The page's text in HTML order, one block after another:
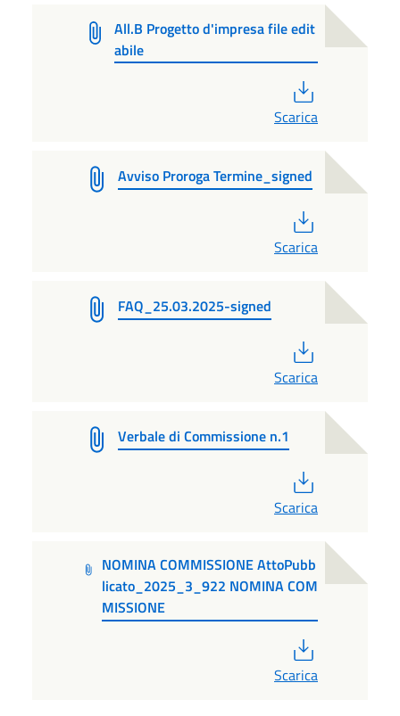
All.B Progetto d'impresa file edit
abile
Scarica
Avviso Proroga Termine_signed
Scarica
FAQ_25.03.2025-signed
Scarica
Verbale di Commissione n.1
Scarica
NOMINA COMMISSIONE AttoPubb
licato_2025_3_922 NOMINA COM
MISSIONE
Scarica